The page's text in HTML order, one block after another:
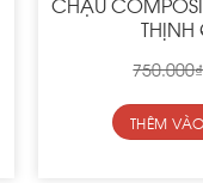
THỊNH
750.000₫
THÊM